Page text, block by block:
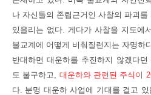
나 자신들의 존립근거인 사찰의 파괴를
있을리는 없다. 게다가 사찰을 지도에
불교계에 어떻게 비춰질런지는 자명하
반대하면 대운하를 추진하지 않겠다
도 불구하고, 대운하와 관련된 주식이
다. 분명 대운하 사업에 기대를 걸고